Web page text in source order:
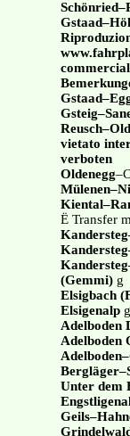
vietato
verboten
Oldenegg
Ë Transfer
(Gemmi) g
Elsigbach
Elsigenalp g
Adelboden
Adelboden
Unter dem